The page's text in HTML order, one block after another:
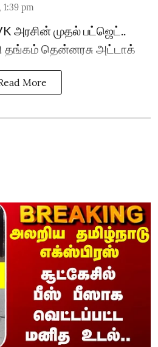
pm
அரசின் முதல் பட்ஜெட்..
தென்னரசு அட்டாக்
More